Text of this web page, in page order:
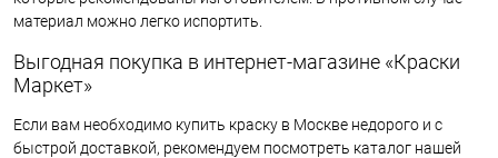
материал можно легко испортить.
Выгодная покупка в интернет-магазине «Краски
Маркет»
Если вам необходимо купить краску в Москве недорого и с
быстрой доставкой, рекомендуем посмотреть каталог нашей